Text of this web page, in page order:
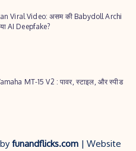
Viral Video: असम की Babydoll Archi
AI Deepfake?
MT-15 V2 : पावर, स्टाइल, और स्पीड
funandflicks.com | Website